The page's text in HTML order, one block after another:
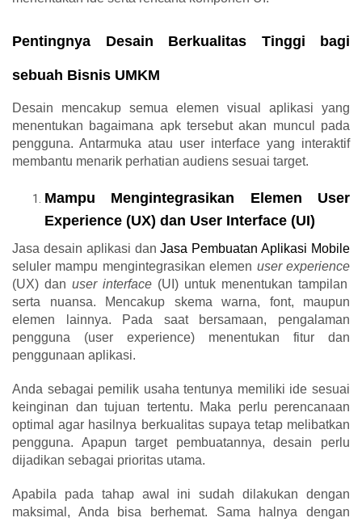
Pentingnya Desain Berkualitas Tinggi bagi
sebuah Bisnis UMKM
Desain mencakup semua elemen visual aplikasi yang
menentukan bagaimana apk tersebut akan muncul pada
pengguna. Antarmuka atau user interface yang interaktif
membantu menarik perhatian audiens sesuai target.
Mampu Mengintegrasikan Elemen User
Experience (UX) dan User Interface (UI)
Jasa desain aplikasi danJasa Pembuatan Aplikasi Mobile
seluler mampu mengintegrasikan elemen user experience
(UX) dan user interface (UI) untuk menentukan tampilan
serta nuansa. Mencakup skema warna, font, maupun
elemen lainnya. Pada saat bersamaan, pengalaman
pengguna (user experience) menentukan fitur dan
penggunaan aplikasi.
Anda sebagai pemilik usaha tentunya memiliki ide sesuai
keinginan dan tujuan tertentu. Maka perlu perencanaan
optimal agar hasilnya berkualitas supaya tetap melibatkan
pengguna. Apapun target pembuatannya, desain perlu
dijadikan sebagai prioritas utama.
Apabila pada tahap awal ini sudah dilakukan dengan
maksimal, Anda bisa berhemat. Sama halnya dengan